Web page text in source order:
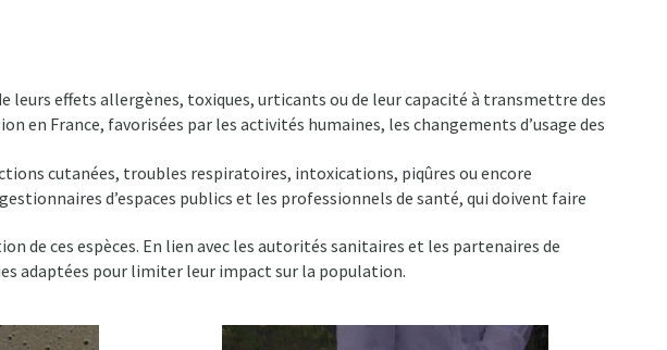
leurs effets allergènes, toxiques, urticants ou de leur capacité à transmettre des
en France, favorisées par les activités humaines, les changements d’usage des
cutanées, troubles respiratoires, intoxications, piqûres ou encore
d’espaces publics et les professionnels de santé, qui doivent faire
de ces espèces. En lien avec les autorités sanitaires et les partenaires de
adaptées pour limiter leur impact sur la population.